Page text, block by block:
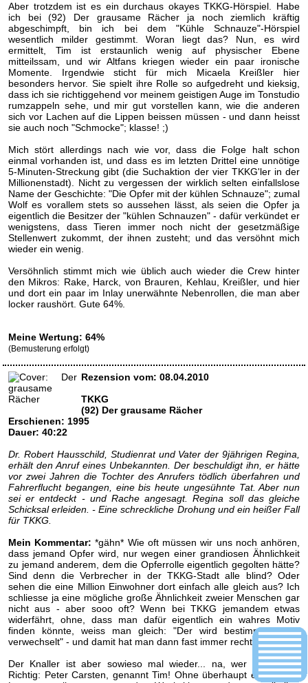
Aber trotzdem ist es ein durchaus okayes TKKG-Hörspiel. Habe
ich bei (92) Der grausame Rächer ja noch ziemlich kräftig
abgeschimpft, bin ich bei dem "Kühle Schnauze"-Hörspiel
wesentlich milder gestimmt. Woran liegt das? Nun, es wird
ermittelt, Tim ist erstaunlich wenig auf physischer Ebene
mitteilssam, und wir Altfans kriegen wieder ein paar ironische
Momente. Irgendwie sticht für mich Micaela Kreißler hier
besonders hervor. Sie spielt ihre Rolle so aufgedreht und kieksig,
dass ich sie richtiggehend vor meinem geistigen Auge im Tonstudio
rumzappeln sehe, und mir gut vorstellen kann, wie die anderen
sich vor Lachen auf die Lippen beissen müssen - und dann heisst
sie auch noch "Schmocke"; klasse! ;)
Mich stört allerdings nach wie vor, dass die Folge halt schon
einmal vorhanden ist, und dass es im letzten Drittel eine unnötige
5-Minuten-Streckung gibt (die Suchaktion der vier TKKG'ler in der
Millionenstadt). Nicht zu vergessen der wirklich selten einfallslose
Name der Geschichte: "Die Opfer mit der kühlen Schnauze"; zumal
Wolf es vorallem stets so aussehen lässt, als seien die Opfer ja
eigentlich die Besitzer der "kühlen Schnauzen" - dafür verkündet er
wenigstens, dass Tieren immer noch nicht der gesetzmäßige
Stellenwert zukommt, der ihnen zusteht; und das versöhnt mich
wieder ein wenig.
Versöhnlich stimmt mich wie üblich auch wieder die Crew hinter
den Mikros: Rake, Harck, von Brauren, Kehlau, Kreißler, und hier
und dort ein paar im Inlay unerwähnte Nebenrollen, die man aber
locker raushört. Gute 64%.
Meine Wertung: 64%
(Bemusterung erfolgt)
Rezension vom: 08.04.2010
TKKG
(92) Der grausame Rächer
Erschienen: 1995
Dauer: 40:22
Dr. Robert Hausschild, Studienrat und Vater der 9jährigen Regina,
erhält den Anruf eines Unbekannten. Der beschuldigt ihn, er hätte
vor zwei Jahren die Tochter des Anrufers tödlich überfahren und
Fahrerflucht begangen, eine bis heute ungesühnte Tat. Aber nun
sei er entdeckt - und Rache angesagt. Regina soll das gleiche
Schicksal erleiden. - Eine schreckliche Drohung und ein heißer Fall
für TKKG.
Mein Kommentar: *gähn* Wie oft müssen wir uns noch anhören,
dass jemand Opfer wird, nur wegen einer grandiosen Ähnlichkeit
zu jemand anderem, dem die Opferrolle eigentlich gegolten hätte?
Sind denn die Verbrecher in der TKKG-Stadt alle blind? Oder
sehen die eine Million Einwohner dort einfach alle gleich aus? Ich
schliesse ja eine mögliche große Ähnlichkeit zweier Menschen gar
nicht aus - aber sooo oft? Wenn bei TKKG jemandem etwas
widerfährt, ohne, dass man dafür eigentlich ein wahres Motiv
finden könnte, weiss man gleich: "Der wird bestimmt wieder
verwechselt" - und damit hat man dann fast immer recht.
Der Knaller ist aber sowieso mal wieder... na, wer will raten?
Richtig: Peter Carsten, genannt Tim! Ohne überhaupt erstmal die